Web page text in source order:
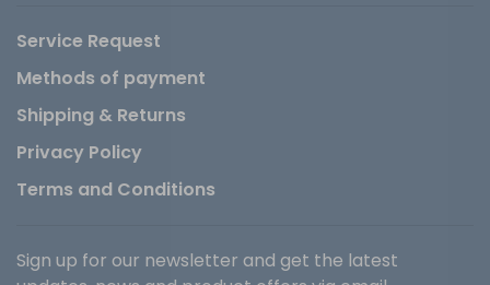
Service Request
Methods of payment
Shipping & Returns
Privacy Policy
Terms and Conditions
Sign up for our newsletter and get the latest